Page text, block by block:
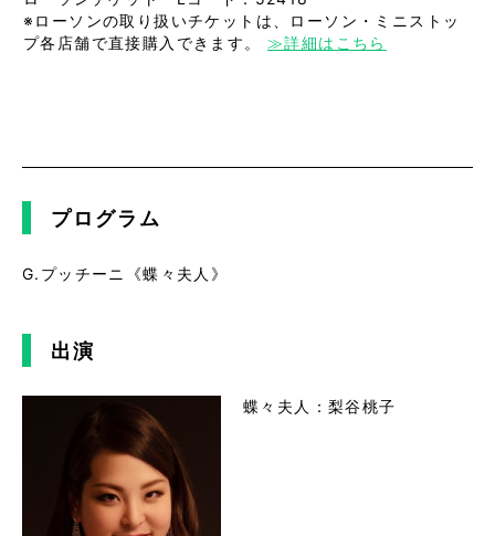
※ローソンの取り扱いチケットは、ローソン・ミニストッ
プ各店舗で直接購入できます。 ≫詳細はこちら
プログラム
G.プッチーニ《蝶々夫人》
出演
蝶々夫人：梨谷桃子